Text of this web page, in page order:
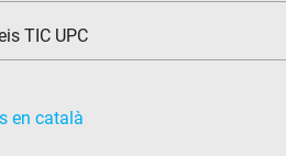
TIC UPC
en català